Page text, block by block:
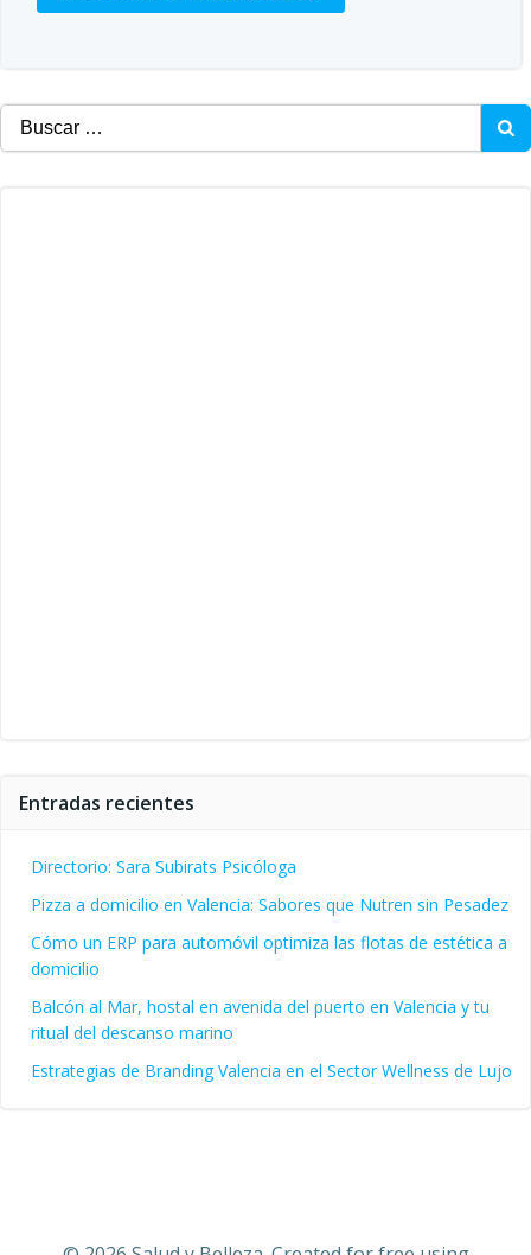
Buscar:
Entradas recientes
Directorio: Sara Subirats Psicóloga
Pizza a domicilio en Valencia: Sabores que Nutren sin Pesadez
Cómo un ERP para automóvil optimiza las flotas de estética a
domicilio
Balcón al Mar, hostal en avenida del puerto en Valencia y tu
ritual del descanso marino
Estrategias de Branding Valencia en el Sector Wellness de Lujo